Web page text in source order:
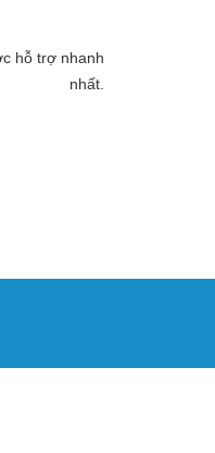
hỗ trợ nhanh
nhất.